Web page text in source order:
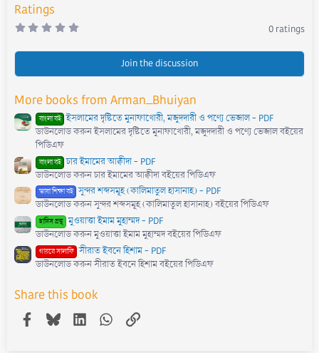
Ratings
0
0
(
)
0 ratings
Join the discussion
More books from Arman_Bhuiyan
বাংলা বই ইসলামের দৃষ্টিতে মুনাফাখোরী, মজুদদারী ও পণ্যে ভেজাল - PDF
ডাউনলোড করুন ইসলামের দৃষ্টিতে মুনাফাখোরী, মজুদদারী ও পণ্যে ভেজাল বইয়ের
পিডিএফ
বাংলা বই চার ইমামের আক্বীদা - PDF
ডাউনলোড করুন চার ইমামের আক্বীদা বইয়ের পিডিএফ
ভাষা শিক্ষা বই সুন্দর শব্দসমূহ (কালিমাতুল হাসানাহ) - PDF
ডাউনলোড করুন সুন্দর শব্দসমূহ (কালিমাতুল হাসানাহ) বইয়ের পিডিএফ
হাদিস গ্রন্থ মুওয়াত্তা ইমাম মুহাম্মদ - PDF
ডাউনলোড করুন মুওয়াত্তা ইমাম মুহাম্মদ বইয়ের পিডিএফ
গায়রে সালাফি সীরাত ইবনে হিশাম - PDF
ডাউনলোড করুন সীরাত ইবনে হিশাম বইয়ের পিডিএফ
Share this book
Facebook
BlueskyLinkedInWhatsApp
Link